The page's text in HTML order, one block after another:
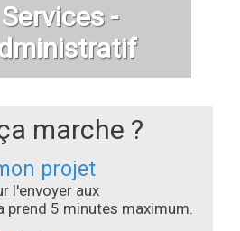
Services -
marche ?
projet
l'envoyer aux
prend 5 minutes maximum.